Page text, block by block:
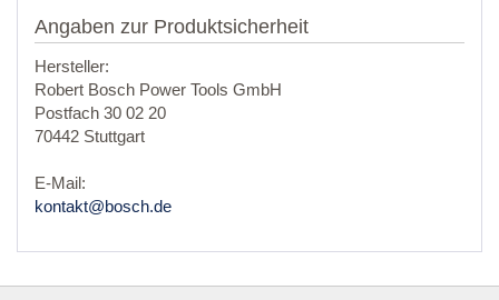
Angaben zur Produktsicherheit
Hersteller:
Robert Bosch Power Tools GmbH
Postfach 30 02 20
70442 Stuttgart
E-Mail:
kontakt@bosch.de